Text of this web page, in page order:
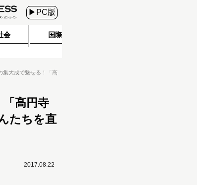
▶PC版
会 国際
集大成で魅せる！「高
高円寺
たちを直
2017.08.22